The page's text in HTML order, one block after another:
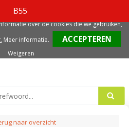
B55
0
naar overzicht
gebruikerservaring, adviseren we deze
over de cookies die we gebruiken,
Meer informatie.
Weigeren